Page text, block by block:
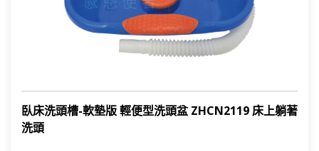
臥床洗頭槽-軟墊版 輕便型洗頭盆 ZHCN2119 床上躺著
洗頭